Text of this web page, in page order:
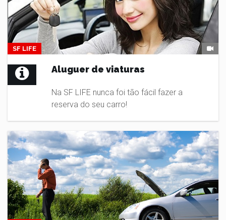
SF LIFE
Aluguer de viaturas
Na SF LIFE nunca foi tão fácil fazer a
reserva do seu carro!